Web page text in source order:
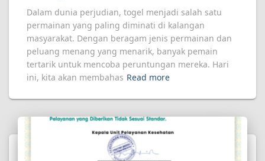
Dalam dunia perjudian, togel menjadi salah satu
permainan yang paling diminati di kalangan
masyarakat. Dengan beragam jenis permainan dan
peluang menang yang menarik, banyak pemain
tertarik untuk mencoba peruntungan mereka. Hari
ini, kita akan membahas Read more